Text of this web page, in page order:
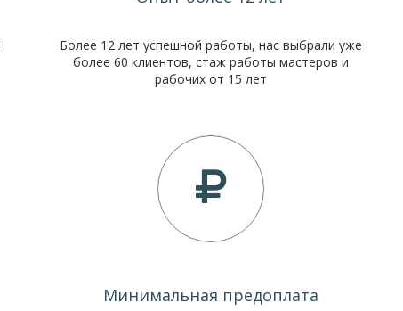
Более 12 лет успешной работы, нас выбрали уже
более 60 клиентов, стаж работы мастеров и
рабочих от 15 лет
Минимальная предоплата